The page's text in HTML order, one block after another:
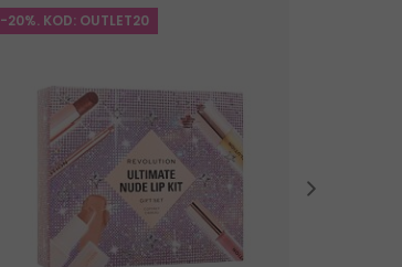
-20%. KOD: OUTLET20